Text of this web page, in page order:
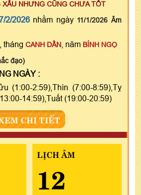
XẤU NHƯNG CŨNG CHƯA TỐT
2/2026nhằm ngày 11/1/2026 Âm
, tháng CANH DẦN , năm BÍNH NGỌ
đạo)
NGÀY :
(1:00-2:59),Thìn (7:00-8:59),Tỵ
14:59),Tuất (19:00-20:59)
CHI TIẾT
LỊCH ÂM
12